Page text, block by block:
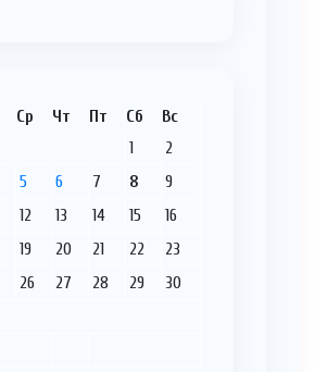
Ср Чт Пт Сб Вс
1
2
5 6 7 8
9
12 13 14 15
16
19 20 21 22
23
26 27 28 29
30